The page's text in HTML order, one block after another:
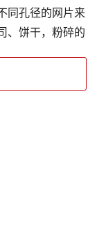
同孔径的网片来
、饼干，粉碎的